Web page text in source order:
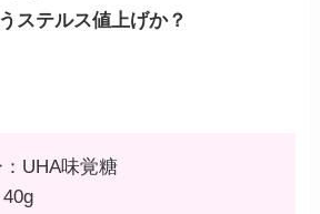
ステルス値上げか？
：UHA味覚糖